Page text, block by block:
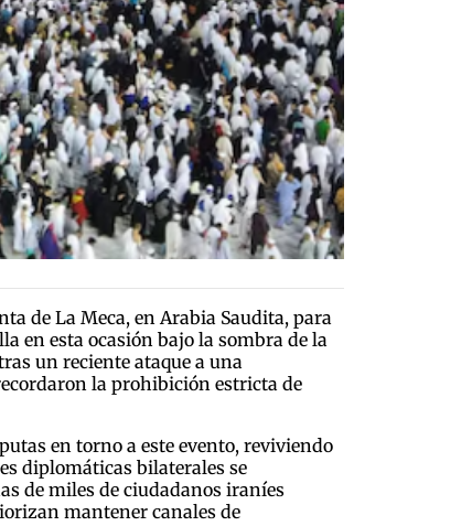
de La Meca, en Arabia Saudita, para
en esta ocasión bajo la sombra de la
un reciente ataque a una
la prohibición estricta de
en torno a este evento, reviviendo
diplomáticas bilaterales se
de miles de ciudadanos iraníes
mantener canales de